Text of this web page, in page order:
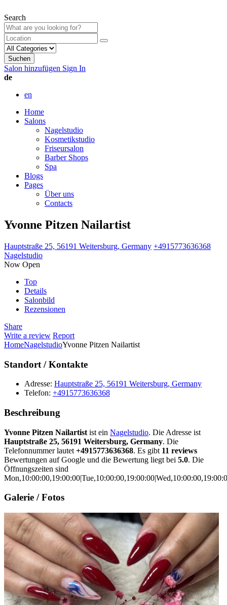
Search
Suchen
Salon hinzufügen Sign In
de
en
Home
Salons
Nagelstudio
Kosmetikstudio
Friseursalon
Barber Shops
Spa
Blogs
Pages
Über uns
Contacts
Yvonne Pitzen Nailartist
Hauptstraße 25, 56191 Weitersburg, Germany +4915773636368
Nagelstudio
Now Open
Top
Details
Salonbild
Rezensionen
Share
Write a review Report
HomeNagelstudioYvonne Pitzen Nailartist
Standort / Kontakte
Adresse: Hauptstraße 25, 56191 Weitersburg, Germany
Telefon: +4915773636368
Beschreibung
Yvonne Pitzen Nailartist ist ein Nagelstudio. Die Adresse ist
Hauptstraße 25, 56191 Weitersburg, Germany. Die
Telefonnummer lautet +4915773636368. Es gibt 11 reviews
Bewertungen auf Google und die Bewertung liegt bei 5.0. Die
Öffnungszeiten sind
Galerie / Fotos